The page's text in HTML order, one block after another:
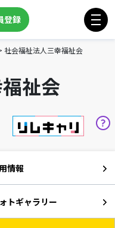
登録
社会福祉法人三幸福祉会
祉会
情報
トギャラリー